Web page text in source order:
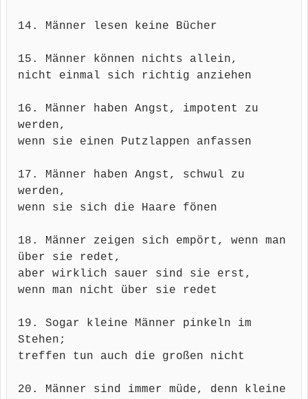
14. Männer lesen keine Bücher
15. Männer können nichts allein,
nicht einmal sich richtig anziehen
16. Männer haben Angst, impotent zu
werden,
wenn sie einen Putzlappen anfassen
17. Männer haben Angst, schwul zu
werden,
wenn sie sich die Haare fönen
18. Männer zeigen sich empört, wenn man
über sie redet,
aber wirklich sauer sind sie erst,
wenn man nicht über sie redet
19. Sogar kleine Männer pinkeln im
Stehen;
treffen tun auch die großen nicht
20. Männer sind immer müde, denn kleine